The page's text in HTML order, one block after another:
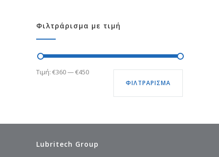
Φιλτράρισμα με τιμή
Ελάχιστη
Μέγιστη
ΦΙΛΤΡΆΡΙΣΜΑ
Τιμή: €360—€450
Lubritech Group